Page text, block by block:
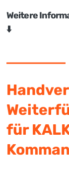
Weitere
⬇️
für